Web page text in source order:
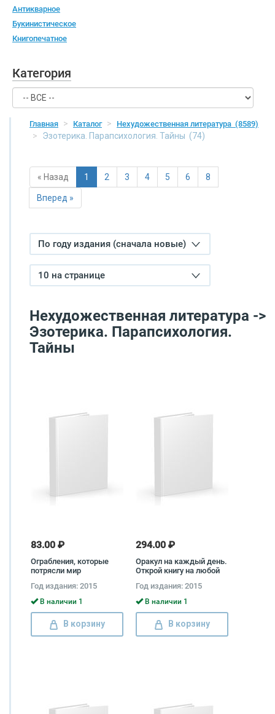
Антикварное
Букинистическое
Книгопечатное
Категория
Главная Каталог Нехудожественная литература (8589)
Эзотерика. Парапсихология. Тайны (74)
« Назад 1 2 3 4 5 6 8
Вперед »
По году издания (сначала новые)
10 на странице
Нехудожественная литература ->
Эзотерика. Парапсихология.
Тайны
83.00 ₽
Ограбления, которые
потрясли мир
Год издания: 2015
В наличии 1
В корзину
294.00 ₽
Оракул на каждый день.
Открой книгу на любой
Год издания: 2015
В наличии 1
В корзину